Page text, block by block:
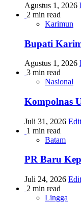
Agustus 1, 2026
2 min read
Karimun
Bupati
Agustus 1, 2026
3 min read
Nasional
Kompolnas
Juli 31, 2026
1 min read
Batam
PR Baru
Juli 24, 2026
2 min read
Lingga